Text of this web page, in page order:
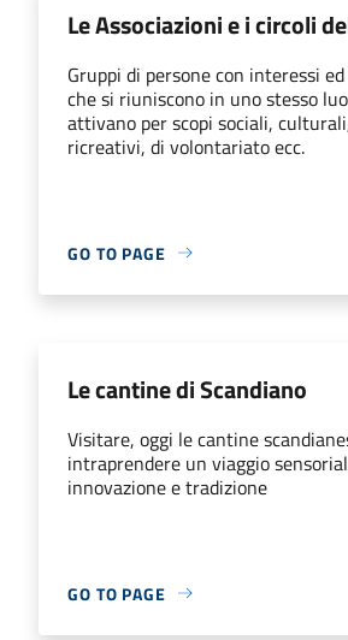
Le Associazioni e i circoli
Gruppi di persone con interessi
che si riuniscono in uno stesso
attivano per scopi sociali,
ricreativi, di volontariato ecc.
GO TO PAGE
Le cantine di Scandiano
Visitare, oggi le cantine
intraprendere un viaggio
innovazione e tradizione
GO TO PAGE